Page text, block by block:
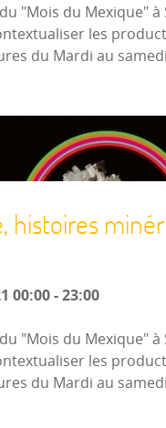
"Mois du Mexique"
les
du Mardi au
histoires
00:00-23:00
"Mois du Mexique"
les
du Mardi au